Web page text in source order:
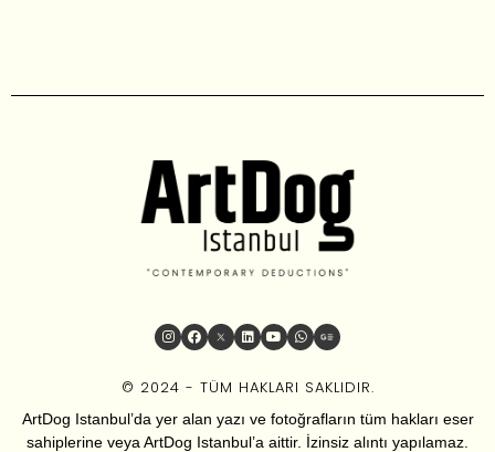
© 2024 - TÜM HAKLARI SAKLIDIR.
ArtDog Istanbul’da yer alan yazı ve fotoğrafların tüm hakları eser
sahiplerine veya ArtDog Istanbul’a aittir. İzinsiz alıntı yapılamaz.